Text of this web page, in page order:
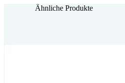
Ähnliche Produkte